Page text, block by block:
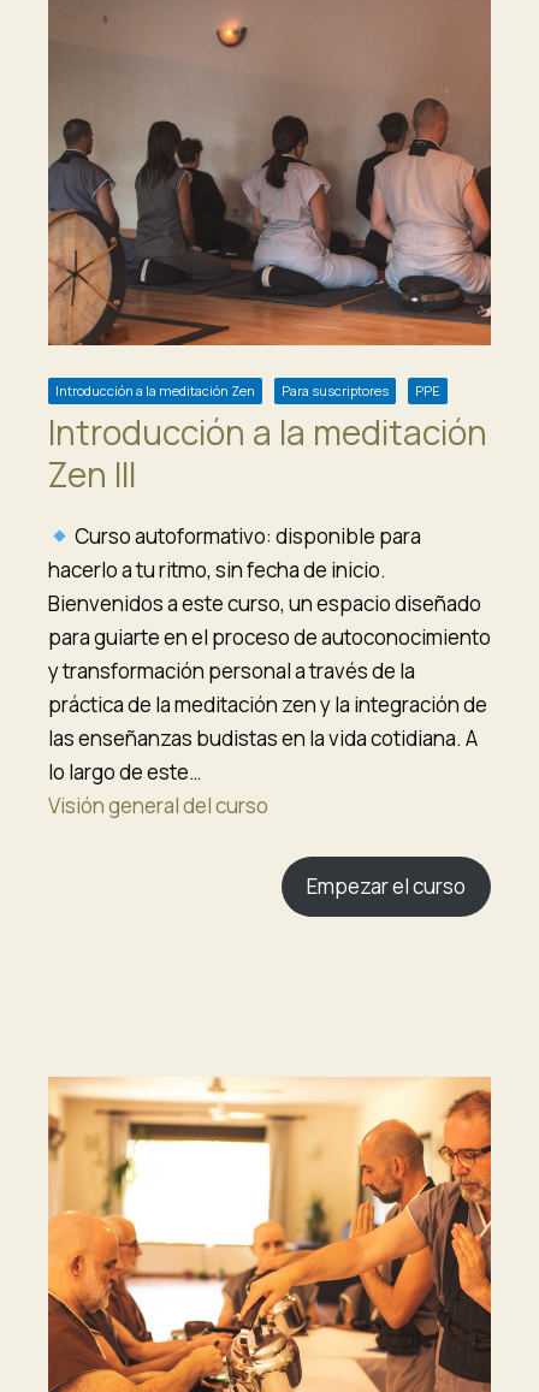
Introducción a la meditación Zen Para suscriptores PPE
Introducción a la meditación
Zen III
Curso autoformativo: disponible para
hacerlo a tu ritmo, sin fecha de inicio.
Bienvenidos a este curso, un espacio diseñado
para guiarte en el proceso de autoconocimiento
y transformación personal a través de la
práctica de la meditación zen y la integración de
las enseñanzas budistas en la vida cotidiana. A
lo largo de este…
Visión general del curso
Empezar el curso